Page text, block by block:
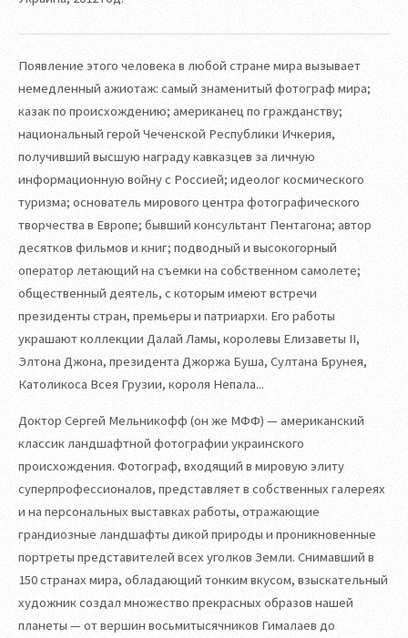
Появление этого человека в любой стране мира вызывает
немедленный ажиотаж: самый знаменитый фотограф мира;
казак по происхождению; американец по гражданству;
национальный герой Чеченской Республики Ичкерия,
получивший высшую награду кавказцев за личную
информационную войну с Россией; идеолог космического
туризма; основатель мирового центра фотографического
творчества в Европе; бывший консультант Пентагона; автор
десятков фильмов и книг; подводный и высокогорный
оператор летающий на съемки на собственном самолете;
общественный деятель, с которым имеют встречи
президенты стран, премьеры и патриархи. Его работы
украшают коллекции Далай Ламы, королевы Елизаветы II,
Элтона Джона, президента Джоржа Буша, Султана Брунея,
Католикоса Всея Грузии, короля Непала...
Доктор Сергей Мельникофф (он же МФФ) — американский
классик ландшафтной фотографии украинского
происхождения. Фотограф, входящий в мировую элиту
суперпрофессионалов, представляет в собственных галереях
и на персональных выставках работы, отражающие
грандиозные ландшафты дикой природы и проникновенные
портреты представителей всех уголков Земли. Снимавший в
150 странах мира, обладающий тонким вкусом, взыскательный
художник создал множество прекрасных образов нашей
планеты — от вершин восьмитысячников Гималаев до